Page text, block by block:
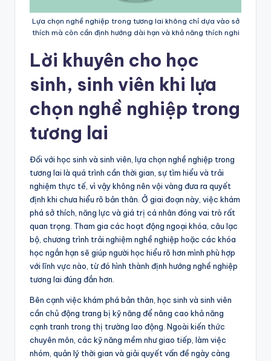
Lựa chọn nghề nghiệp trong tương lai không chỉ dựa vào sở
thích mà còn cần định hướng dài hạn và khả năng thích nghi
Lời khuyên cho học
sinh, sinh viên khi lựa
chọn nghề nghiệp trong
tương lai
Đối với học sinh và sinh viên, lựa chọn nghề nghiệp trong
tương lai là quá trình cần thời gian, sự tìm hiểu và trải
nghiệm thực tế, vì vậy không nên vội vàng đưa ra quyết
định khi chưa hiểu rõ bản thân. Ở giai đoạn này, việc khám
phá sở thích, năng lực và giá trị cá nhân đóng vai trò rất
quan trọng. Tham gia các hoạt động ngoại khóa, câu lạc
bộ, chương trình trải nghiệm nghề nghiệp hoặc các khóa
học ngắn hạn sẽ giúp người học hiểu rõ hơn mình phù hợp
với lĩnh vực nào, từ đó hình thành định hướng nghề nghiệp
tương lai đúng đắn hơn.
Bên cạnh việc khám phá bản thân, học sinh và sinh viên
cần chủ động trang bị kỹ năng để nâng cao khả năng
cạnh tranh trong thị trường lao động. Ngoài kiến thức
chuyên môn, các kỹ năng mềm như giao tiếp, làm việc
nhóm, quản lý thời gian và giải quyết vấn đề ngày càng